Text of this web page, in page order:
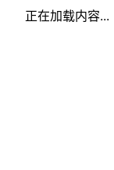
正在加载内容...